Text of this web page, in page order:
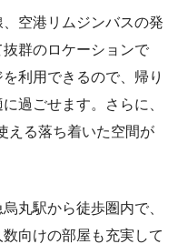
空港リムジンバスの発
群のロケーションで
利用できるので、帰り
過ごせます。さらに、
える落ち着いた空間が
丸駅から徒歩圏内で、
向けの部屋も充実して